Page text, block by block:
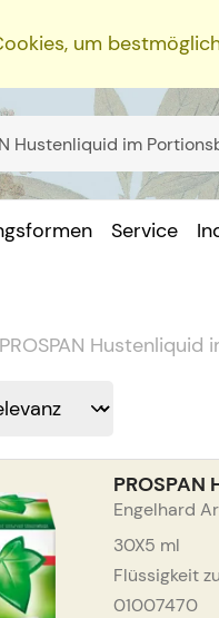
um
Service
Hustenliquid
Engelhard
30X5 ml
Flüssigkeit
01007470